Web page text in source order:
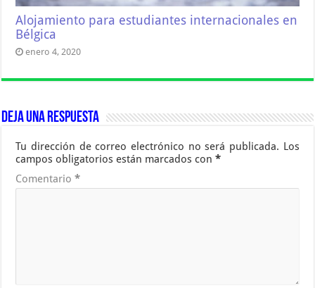
Alojamiento para estudiantes internacionales en
Bélgica
enero 4, 2020
Deja una respuesta
Tu dirección de correo electrónico no será publicada. Los
campos obligatorios están marcados con*
Comentario*